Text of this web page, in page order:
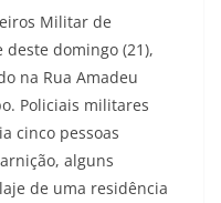
Militar de
domingo (21),
na Rua Amadeu
Policiais militares
cinco pessoas
alguns
de uma residência